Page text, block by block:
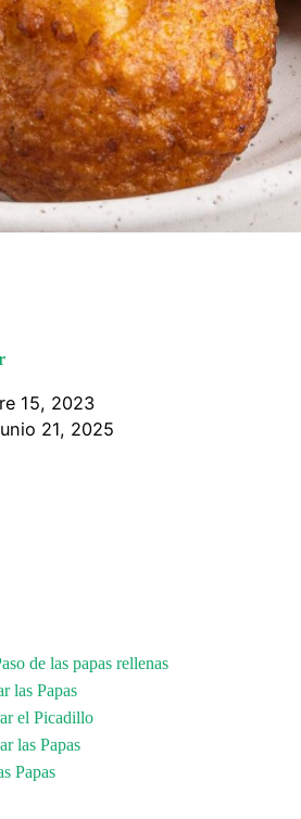
15, 2023
21, 2025
de las papas rellenas
las Papas
el Picadillo
las Papas
Papas